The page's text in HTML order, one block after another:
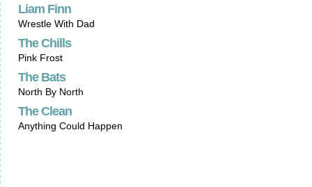
Liam Finn
Wrestle With Dad
The Chills
Pink Frost
The Bats
North By North
The Clean
Anything Could Happen